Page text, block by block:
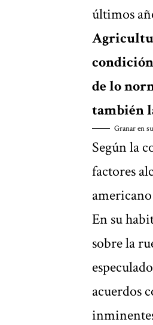
últimos
de lo
también
Granar en
Según la
factores
En su
sobre la
acuerdos